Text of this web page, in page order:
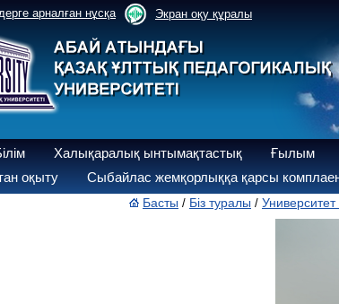
арналған нұсқа Экран оқу құралы
Халықаралық ынтымақтастық Ғылым
оқыту Сыбайлас жемқорлыққа қарсы
Басты / Біз туралы /